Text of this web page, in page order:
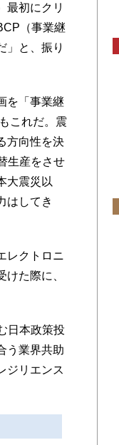
最初にクリ
（事業継
」と、振り
を「事業継
これだ。震
方向性を決
生産をさせ
大震災以
はしてき
レクトロニ
た際に、
日本政策投
う業界共助
ジリエンス